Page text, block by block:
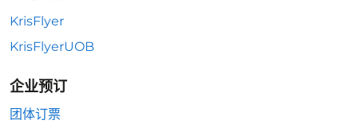
KrisFlyer
KrisFlyerUOB
企业预订
团体订票